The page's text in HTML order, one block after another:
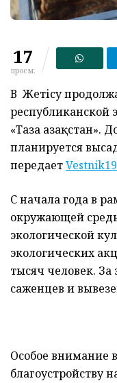
17
просм.
В Жетісу
республиканской
«Таза Қазақстан».
планируется
передает
С начала года в
окружающей
экологической
экологических
тысяч человек.
саженцев и
Особое внимание
благоустройству